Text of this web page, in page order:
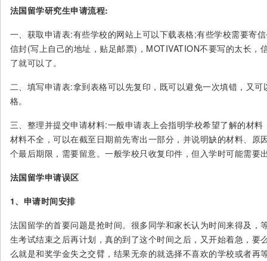
法国留学研究生申请流程:
一、获取申请表:有些学校的网站上可以下载表格;有些学校需要寄
信封(写上自己的地址，贴足邮票)，MOTIVATION不要写的太长，
了就可以了。
二、填写申请表:拿到表格可以先复印，既可以避免一次填错，又
格。
三、整理并提交申请材料:一般申请表上会指明学校希望了解的材
材料不全，可以在截至日期前先寄出一部分，并说明缺的材料、原
个最后期限，需要留意。一般学校只收复印件，但入学时可能需要
法国留学申请误区
1、申请时间安排
法国留学的首要问题是抢时间。很多同学和家长认为时间来得及，
生考试结束之后再计划，真的到了这个时间之后，又开始着急，要
么就是和奖学金失之交臂，结果无奈的就选择不喜欢的学校或者再